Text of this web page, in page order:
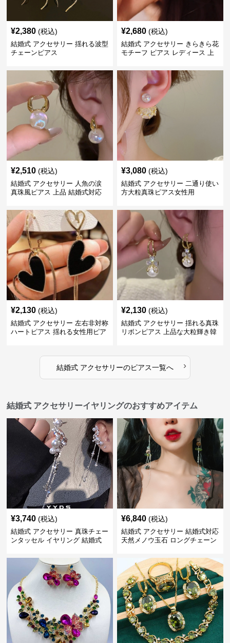
¥2,380 (税込)
結婚式 アクセサリー 揺れる波型
チェーンピアス
¥2,680 (税込)
結婚式 アクセサリー きらきら花
モチーフ ピアス レディース 上
¥2,510 (税込)
結婚式 アクセサリー 人魚の涙
真珠風ピアス 上品 結婚式対応
¥3,080 (税込)
結婚式 アクセサリー 二通り使い
方大粒真珠ピアス女性用
¥2,130 (税込)
結婚式 アクセサリー 左右非対称
ハートピアス 揺れる女性用ピア
¥2,130 (税込)
結婚式 アクセサリー 揺れる真珠
リボンピアス 上品な大粒輝き韓
結婚式 アクセサリーのピアス一覧へ ›
結婚式 アクセサリーイヤリングのおすすめアイテム
¥3,740 (税込)
結婚式 アクセサリー 真珠チェー
ンタッセル イヤリング 結婚式
¥6,840 (税込)
結婚式 アクセサリー 結婚式対応
天然メノウ玉石 ロングチェーン